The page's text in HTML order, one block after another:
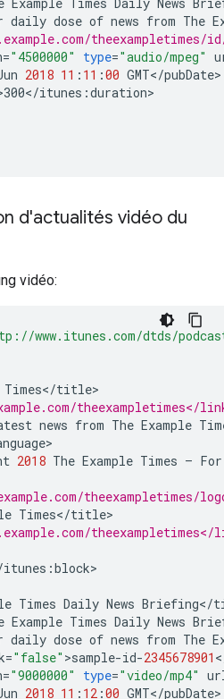
daily dose of news from The
theexampletimes/
="4500000" type="audio/mpeg"
2018 11 : 11 :00 GMT</pubDate
</itunes :duration
d'actualités vidéo du
vidéo:
www.itunes.com/dtds/
Times</title
theexampletimes</
news from The Example
2018 The Example Times – For
theexampletimes/
Times</title
theexampletimes</
itunes :block
Times Daily News Briefing</
Example Times Daily News
daily dose of news from The
="false" >sample-id-2345678901 <
="9000000" type="video/mp4"
2018 11 : 12 :00 GMT</pubDate